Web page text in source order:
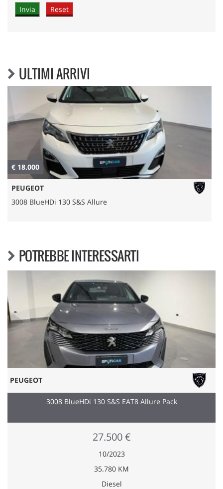
ULTIMI ARRIVI
€ 18.000
PEUGEOT
3008 BlueHDi 130 S&S Allure
POTREBBE INTERESSARTI
PEUGEOT
3008 BlueHDi 130 S&S EAT8 Allure Pack
27.500 €
10/2023
35.780 KM
Diesel